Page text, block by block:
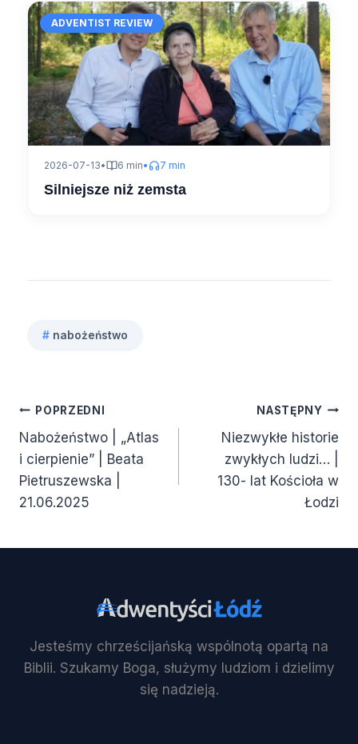
ADVENTIST REVIEW
2026-07-13• 6 min• 7 min
Silniejsze niż zemsta
Tagi
# nabożeństwo
Nawigacja
wpisu
POPRZEDNI
Nabożeństwo | „Atlas
i cierpienie” | Beata
Pietruszewska |
21.06.2025
NASTĘPNY
Niezwykłe historie
zwykłych ludzi… |
130- lat Kościoła w
Łodzi
Jesteśmy chrześcijańską wspólnotą opartą na
Biblii. Szukamy Boga, służymy ludziom i dzielimy
się nadzieją.